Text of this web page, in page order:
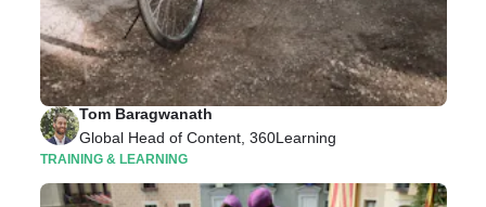
Führungskräfte in Ihrem Unternehmen
Nicht vergessen: Auch Ihre Manager könnten von
Zeit zu Zeit ein Coaching benötigen.
Tom Baragwanath
Global Head of Content, 360Learning
TRAINING & LEARNING